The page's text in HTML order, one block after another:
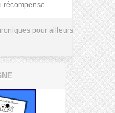
récompense
pour ailleurs